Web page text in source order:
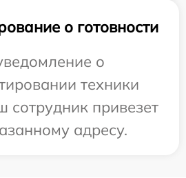
о готовности
о
техники
сотрудник привезет
адресу.